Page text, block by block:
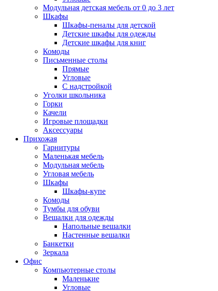
Модульная детская мебель от 0 до 3 лет
Шкафы
Шкафы-пеналы для детской
Детские шкафы для одежды
Детские шкафы для книг
Комоды
Письменные столы
Прямые
Угловые
С надстройкой
Уголки школьника
Горки
Качели
Игровые площадки
Аксессуары
Прихожая
Гарнитуры
Маленькая мебель
Модульная мебель
Угловая мебель
Шкафы
Шкафы-купе
Комоды
Тумбы для обуви
Вешалки для одежды
Напольные вешалки
Настенные вешалки
Банкетки
Зеркала
Офис
Компьютерные столы
Маленькие
Угловые